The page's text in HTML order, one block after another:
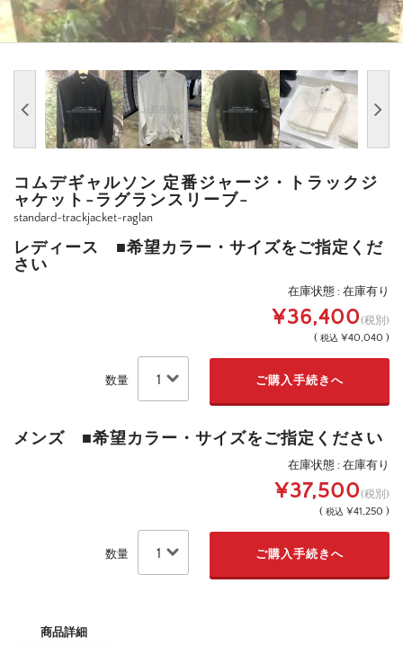
コムデギャルソン 定番ジャージ・トラックジ
ャケット-ラグランスリーブ-
standard-trackjacket-raglan
レディース ■希望カラー・サイズをご指定くだ
さい
在庫状態 : 在庫有り
¥36,400(税別)
( 税込 ¥40,040 )
数量
メンズ ■希望カラー・サイズをご指定ください
在庫状態 : 在庫有り
¥37,500(税別)
( 税込 ¥41,250 )
数量
商品詳細